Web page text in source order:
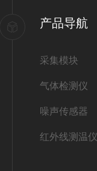
产品导航
采集模块
气体检测仪
噪声传感器
红外线测温仪